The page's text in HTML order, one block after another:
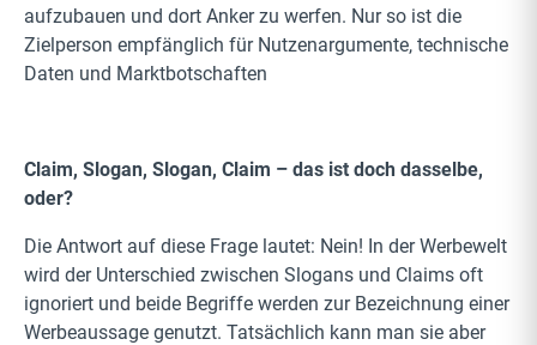
aufzubauen und dort Anker zu werfen. Nur so ist die
Zielperson empfänglich für Nutzenargumente, technische
Daten und Marktbotschaften
Claim, Slogan, Slogan, Claim – das ist doch dasselbe,
oder?
Die Antwort auf diese Frage lautet: Nein! In der Werbewelt
wird der Unterschied zwischen Slogans und Claims oft
ignoriert und beide Begriffe werden zur Bezeichnung einer
Werbeaussage genutzt. Tatsächlich kann man sie aber